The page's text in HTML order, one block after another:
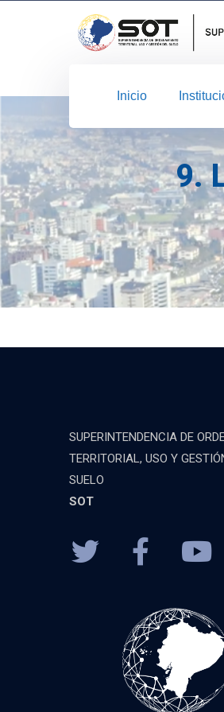
Inicio
9.
SUPERINTENDENCIA DE
TERRITORIAL, USO Y
SUELO
SOT